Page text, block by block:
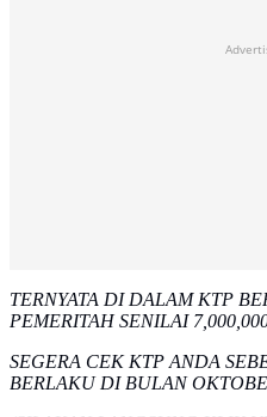
TERNYATA DI DALAM KTP
PEMERITAH SENILAI
SEGERA CEK KTP ANDA
BERLAKU DI BULAN